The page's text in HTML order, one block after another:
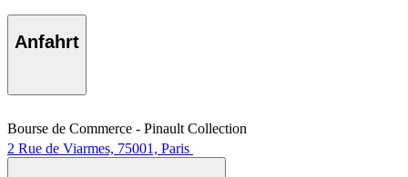
Anfahrt
Bourse de Commerce - Pinault Collection
2 Rue de Viarmes, 75001, Paris